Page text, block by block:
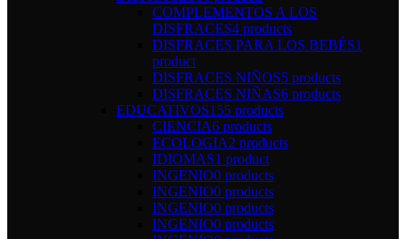
COMPLEMENTOS A LOS
DISFRACES4 products
DISFRACES PARA LOS BEBÉS1
product
DISFRACES NIÑOS5 products
DISFRACES NIÑAS6 products
EDUCATIVOS155 products
CIENCIA6 products
ECOLOGIA2 products
IDIOMAS1 product
INGENIO0 products
INGENIO0 products
INGENIO0 products
INGENIO0 products